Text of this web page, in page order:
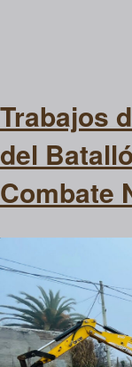
Trabajos
del
Combate